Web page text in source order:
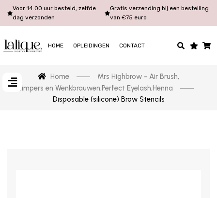
Voor 14:00 uur besteld, zelfde
dag verzonden
Gratis verzending bij een bestelling
van €75 euro
HOME OPLEIDINGEN CONTACT
Home Mrs Highbrow - Air Brush,
Wimpers en Wenkbrauwen,Perfect Eyelash,Henna
Disposable (silicone) Brow Stencils